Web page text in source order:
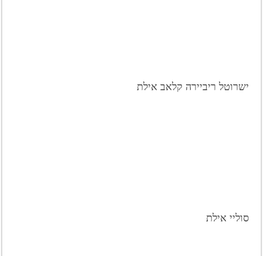
ישרוטל ריביירה קלאב אילת
סוליי אילת